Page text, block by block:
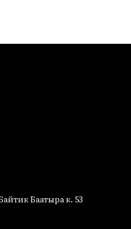
Баатыра к. 53